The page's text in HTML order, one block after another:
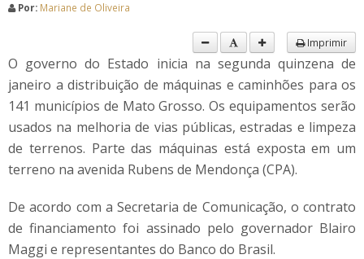
Por: Mariane de Oliveira
Imprimir
O governo do Estado inicia na segunda quinzena de
janeiro a distribuição de máquinas e caminhões para os
141 municípios de Mato Grosso. Os equipamentos serão
usados na melhoria de vias públicas, estradas e limpeza
de terrenos. Parte das máquinas está exposta em um
terreno na avenida Rubens de Mendonça (CPA).
De acordo com a Secretaria de Comunicação, o contrato
de financiamento foi assinado pelo governador Blairo
Maggi e representantes do Banco do Brasil.